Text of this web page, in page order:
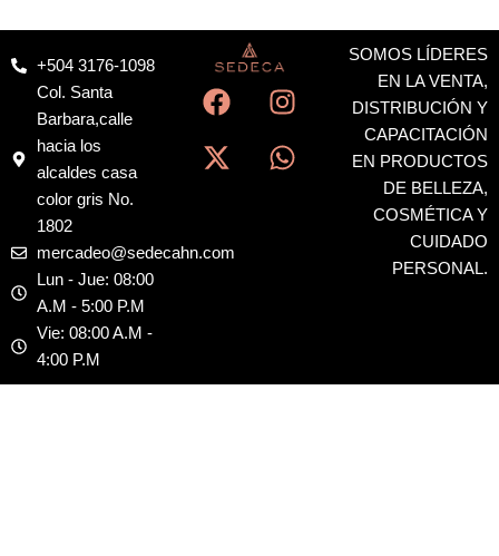
+504 3176-1098
Col. Santa
Barbara,calle
hacia los
alcaldes casa
color gris No.
1802
mercadeo@sedecahn.com
Lun - Jue: 08:00
A.M - 5:00 P.M
Vie: 08:00 A.M -
4:00 P.M
F
a
c
e
o
I
n
s
t
X
-
t
w
t
W
h
a
t
SOMOS LÍDERES
EN LA VENTA,
DISTRIBUCIÓN Y
CAPACITACIÓN
EN PRODUCTOS
DE BELLEZA,
COSMÉTICA Y
CUIDADO
PERSONAL.